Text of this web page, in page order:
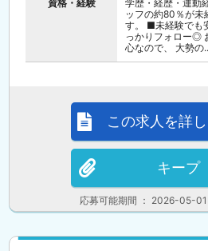
資格・経験
学歴・経歴・運動
ッフの約80％が未
す。 ■未経験でも
っかりフォロー◎
心なので、 大勢の
応募可能期間 ： 2026-05-
この求人を詳
キープ